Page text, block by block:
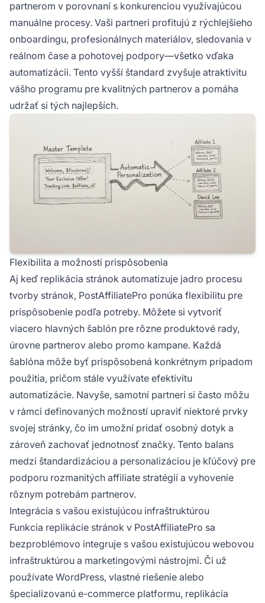
partnerom v porovnaní s konkurenciou využívajúcou
manuálne procesy. Vaši partneri profitujú z rýchlejšieho
onboardingu, profesionálnych materiálov, sledovania v
reálnom čase a pohotovej podpory—všetko vďaka
automatizácii. Tento vyšší štandard zvyšuje atraktivitu
vášho programu pre kvalitných partnerov a pomáha
udržať si tých najlepších.
Flexibilita a možnosti prispôsobenia
Aj keď replikácia stránok automatizuje jadro procesu
tvorby stránok, PostAffiliatePro ponúka flexibilitu pre
prispôsobenie podľa potreby. Môžete si vytvoriť
viacero hlavných šablón pre rôzne produktové rady,
úrovne partnerov alebo promo kampane. Každá
šablóna môže byť prispôsobená konkrétnym prípadom
použitia, pričom stále využívate efektivitu
automatizácie. Navyše, samotní partneri si často môžu
v rámci definovaných možností upraviť niektoré prvky
svojej stránky, čo im umožní pridať osobný dotyk a
zároveň zachovať jednotnosť značky. Tento balans
medzi štandardizáciou a personalizáciou je kľúčový pre
podporu rozmanitých affiliate stratégií a vyhovenie
rôznym potrebám partnerov.
Integrácia s vašou existujúcou infraštruktúrou
Funkcia replikácie stránok v PostAffiliatePro sa
bezproblémovo integruje s vašou existujúcou webovou
infraštruktúrou a marketingovými nástrojmi. Či už
používate WordPress, vlastné riešenie alebo
špecializovanú e-commerce platformu, replikácia